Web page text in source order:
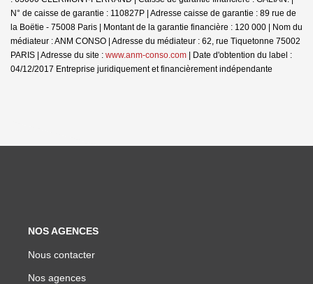
N° de caisse de garantie : 110827P | Adresse caisse de garantie : 89 rue de
la Boëtie - 75008 Paris | Montant de la garantie financière : 120 000 | Nom du
médiateur : ANM CONSO | Adresse du médiateur : 62, rue Tiquetonne 75002
PARIS | Adresse du site : www.anm-conso.com | Date d'obtention du label :
04/12/2017 Entreprise juridiquement et financièrement indépendante
NOS AGENCES
Nous contacter
Nos agences